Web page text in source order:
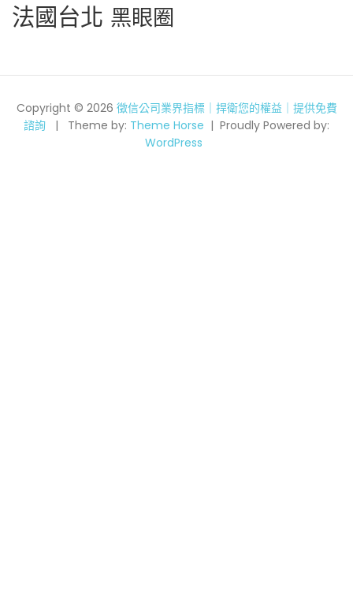
法國台北 黑眼圈
Copyright © 2026 徵信公司業界指標｜捍衛您的權益｜提供免費
諮詢
Theme by: Theme Horse
Proudly Powered by:
WordPress